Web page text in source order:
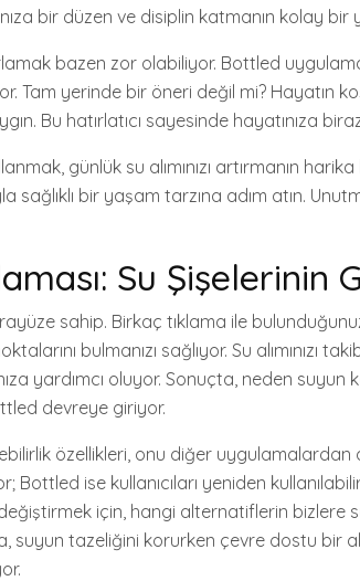
bir düzen ve disiplin katmanın kolay bir
bazen zor olabiliyor. Bottled
Tam yerinde bir öneri değil mi? Hayatın
Bu hatırlatıcı sayesinde hayatınıza
günlük su alımınızı artırmanın
sağlıklı bir yaşam tarzına adım atın.
Su Şişelerinin
sahip. Birkaç tıklama ile
bulmanızı sağlıyor. Su alımınızı
yardımcı oluyor. Sonuçta, neden suyun
devreye giriyor.
özellikleri, onu diğer uygulamalardan
ise kullanıcıları yeniden
değiştirmek için, hangi alternatiflerin bizlere
suyun tazeliğini korurken çevre dostu bir